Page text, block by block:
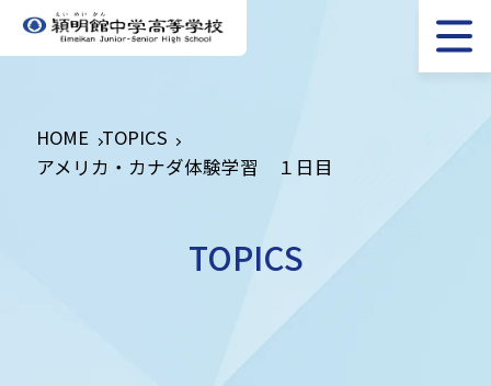
HOME TOPICS
アメリカ・カナダ体験学習 １日目
TOPICS